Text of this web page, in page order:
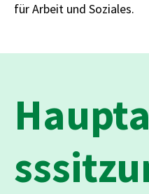
für Arbeit und Soziales.